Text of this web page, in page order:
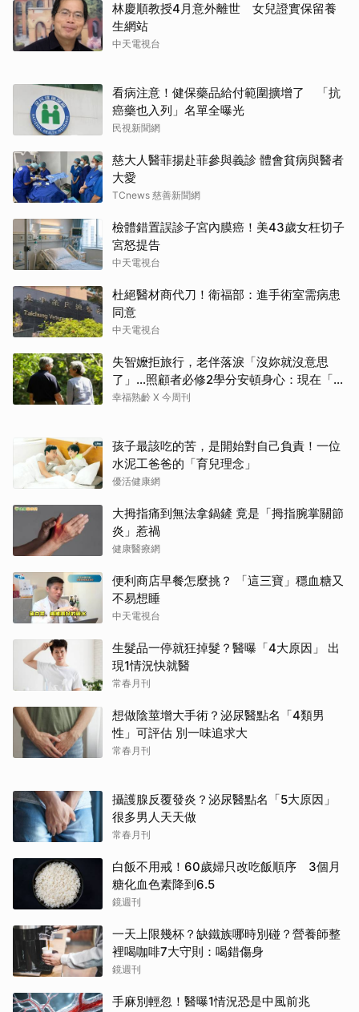
林慶順教授4月意外離世 女兒證實保留養
生網站
中天電視台
看病注意！健保藥品給付範圍擴增了 「抗
癌藥也入列」名單全曝光
民視新聞網
慈大人醫菲揚赴菲參與義診 體會貧病與醫者
大愛
TCnews 慈善新聞網
檢體錯置誤診子宮內膜癌！美43歲女枉切子
宮怒提告
中天電視台
杜絕醫材商代刀！衛福部：進手術室需病患
同意
中天電視台
失智嬤拒旅行，老伴落淚「沒妳就沒意思
了」…照顧者必修2學分安頓身心：現在「這
樣」就好了
幸福熟齡 X 今周刊
孩子最該吃的苦，是開始對自己負責！一位
水泥工爸爸的「育兒理念」
優活健康網
大拇指痛到無法拿鍋鏟 竟是「拇指腕掌關節
炎」惹禍
健康醫療網
便利商店早餐怎麼挑？ 「這三寶」穩血糖又
不易想睡
中天電視台
生髮品一停就狂掉髮？醫曝「4大原因」 出
現1情況快就醫
常春月刊
想做陰莖增大手術？泌尿醫點名「4類男
性」可評估 別一味追求大
常春月刊
攝護腺反覆發炎？泌尿醫點名「5大原因」
很多男人天天做
常春月刊
白飯不用戒！60歲婦只改吃飯順序 3個月
糖化血色素降到6.5
鏡週刊
一天上限幾杯？缺鐵族哪時別碰？營養師整
裡喝咖啡7大守則：喝錯傷身
鏡週刊
手麻別輕忽！醫曝1情況恐是中風前兆